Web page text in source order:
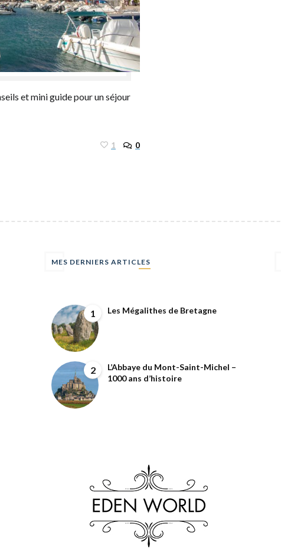
et mini guide pour un séjour
1 0
MES DERNIERS ARTICLES
1 Les Mégalithes de Bretagne
2
L’Abbaye du Mont-Saint-Michel –
1000 ans d’histoire